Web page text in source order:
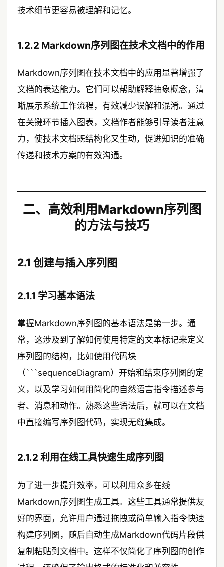
技术细节更容易被理解和记忆。
1.2.2 Markdown序列图在技术文档中的作用
Markdown序列图在技术文档中的应用显著增强了
文档的表达能力。它们可以帮助解释抽象概念，清
晰展示系统工作流程，有效减少误解和混淆。通过
在关键环节插入图表，文档作者能够引导读者注意
力，使技术文档既结构化又生动，促进知识的准确
传递和技术方案的有效沟通。
二、高效利用Markdown序列图
的方法与技巧
2.1 创建与插入序列图
2.1.1 学习基本语法
掌握Markdown序列图的基本语法是第一步。通
常，这涉及到了解如何使用特定的文本标记来定义
序列图的结构，比如使用代码块
（```sequenceDiagram）开始和结束序列图的定
义，以及学习如何用简化的自然语言指令描述参与
者、消息和动作。熟悉这些语法后，就可以在文档
中直接编写序列图代码，实现无缝集成。
2.1.2 利用在线工具快速生成序列图
为了进一步提升效率，可以利用众多在线
Markdown序列图生成工具。这些工具通常提供友
好的界面，允许用户通过拖拽或简单输入指令快速
构建序列图，随后自动生成Markdown代码片段供
复制粘贴到文档中。这样不仅简化了序列图的创作